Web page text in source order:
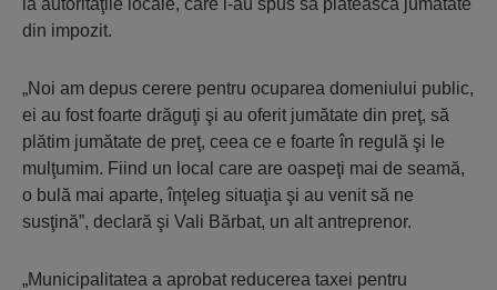
la autorităţile locale, care i-au spus să plătească jumătate
din impozit.
„Noi am depus cerere pentru ocuparea domeniului public,
ei au fost foarte drăguţi şi au oferit jumătate din preţ, să
plătim jumătate de preţ, ceea ce e foarte în regulă şi le
mulţumim. Fiind un local care are oaspeţi mai de seamă,
o bulă mai aparte, înţeleg situaţia şi au venit să ne
susţină”, declară şi Vali Bărbat, un alt antreprenor.
„Municipalitatea a aprobat reducerea taxei pentru